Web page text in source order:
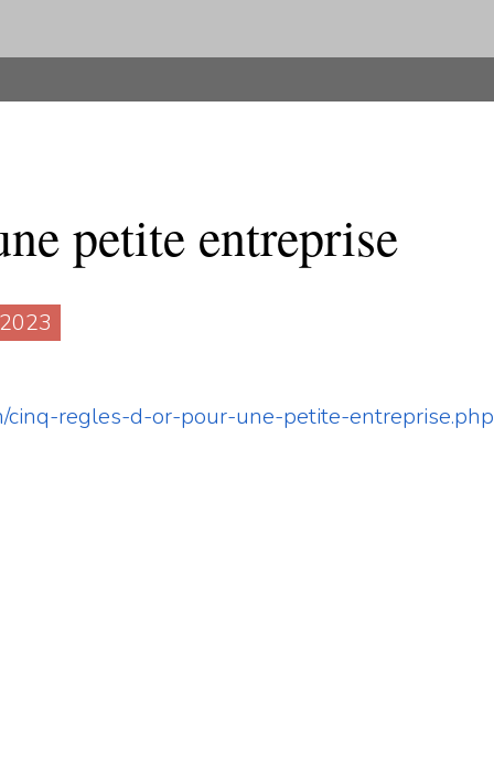
petite entreprise
cinq-regles-d-or-pour-une-petite-entreprise.php